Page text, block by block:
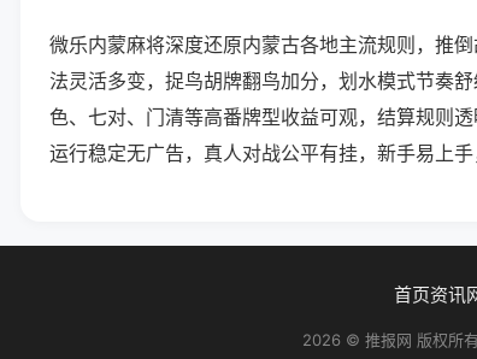
微乐内蒙麻将深度还原内蒙古各地主流规则，推
法灵活多变，捉鸟胡牌翻鸟加分，划水模式节奏
色、七对、门清等高番牌型收益可观，结算规则
运行稳定无广告，真人对战公平有挂，新手易上
首页资讯
2026 © 推报网 版权所